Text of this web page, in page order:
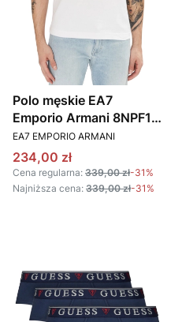
Polo męskie EA7
Emporio Armani 8NPF16
PJVUZ 1100 BIAŁY
PRODUCENT
EA7 EMPORIO ARMANI
Cena promocyjna
234,00 zł
Cena regularna: 339,00 zł-31%
Najniższa cena: 339,00 zł-31%